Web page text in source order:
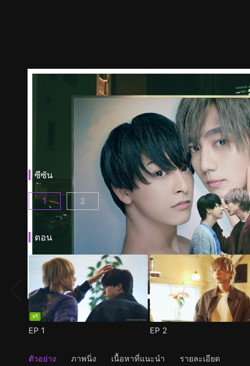
ซีซัน
เวลา 25.00 น. ณ อาคาซากะ ตอนที่ 1()
1 เวลา 25.00 น. ณ อาคาซากะ ซีซั่น2 ตอนที่ 1()
2
ตอน
ฟรี
EP 1 EP 2
ตัวอย่าง ภาพนิ่ง เนื้อหาที่แนะนำ รายละเอียด